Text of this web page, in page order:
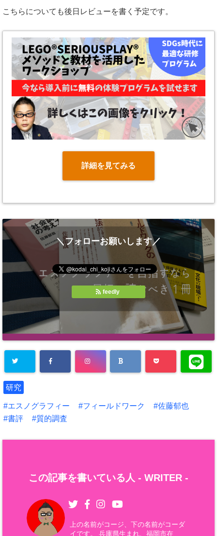
こちらについても後日レビューを書く予定です。
詳細を見てみる
＼フォローお願いします／
feedly
研究
エスノグラフィー フィールドワーク
佐藤郁也
書評
質的調査
この記事を書いている人 - WRITER -
上の名前がコージ、下の名前がコーダ
イです。 兵庫県生まれ、福岡市在